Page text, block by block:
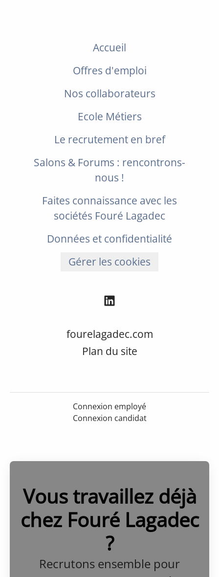
Accueil
Offres d'emploi
Nos collaborateurs
Ecole Métiers
Le recrutement en bref
Salons & Forums : rencontrons-
nous !
Faites connaissance avec les
sociétés Fouré Lagadec
Données et confidentialité
Gérer les cookies
fourelagadec.com
Plan du site
Connexion employé
Connexion candidat
Vous travaillez déjà
chez Fouré Lagadec
?
Recrutons ensemble pour